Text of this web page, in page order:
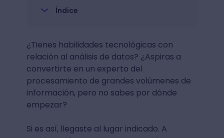
Índice
¿Tienes habilidades tecnológicas con
relación al análisis de datos? ¿Aspiras a
convertirte en un experto del
procesamiento de grandes volúmenes de
información, pero no sabes por dónde
empezar?
Si es así, llegaste al lugar indicado. A